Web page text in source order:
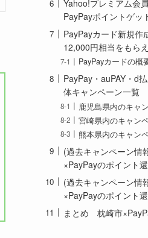
Yahoo!プレミアム会
PayPayポイントゲッ
PayPayカード新規作
12,000円相当をもら
PayPayカードの概
PayPay・auPAY・d
体キャンペーン一覧
鹿児島県内のキャ
宮崎県内のキャン
熊本県内のキャン
(過去キャンペーン情
×PayPayのポイント
(過去キャンペーン情
×PayPayのポイント
まとめ 枕崎市